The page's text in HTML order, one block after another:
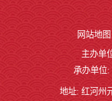
网站地图
主办单
承办单位
地址: 红河州